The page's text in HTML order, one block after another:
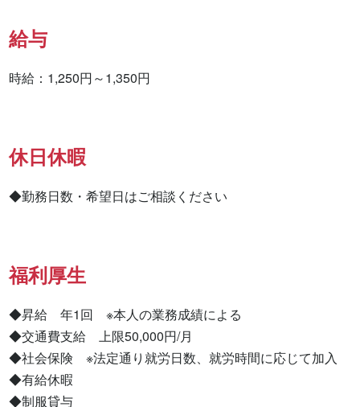
給与
時給：1,250円～1,350円
休日休暇
◆勤務日数・希望日はご相談ください
福利厚生
◆昇給　年1回　※本人の業務成績による
◆交通費支給　上限50,000円/月
◆社会保険　※法定通り就労日数、就労時間に応じて加入
◆有給休暇
◆制服貸与